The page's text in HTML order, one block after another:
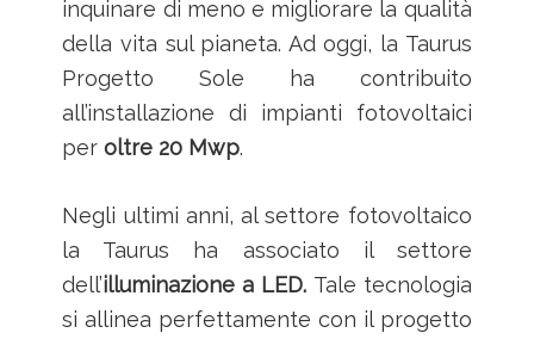
inquinare di meno e migliorare la qualità
della vita sul pianeta. Ad oggi, la Taurus
Progetto Sole ha contribuito
all’installazione di impianti fotovoltaici
peroltre 20 Mwp.
Negli ultimi anni, al settore fotovoltaico
la Taurus ha associato il settore
dell’illuminazione a LED. Tale tecnologia
si allinea perfettamente con il progetto